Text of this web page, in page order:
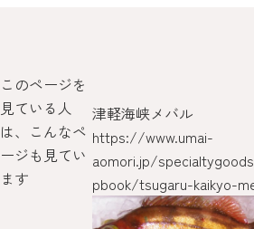
このページを
見ている人
は、こんなペ
ージも見てい
ます
津軽海峡メバル
https://www.umai-
aomori.jp/
pbook/tsugaru-kaikyo-